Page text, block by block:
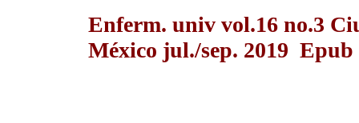
Enferm. univ vol.16 no.3
México jul./sep. 2019 Epub